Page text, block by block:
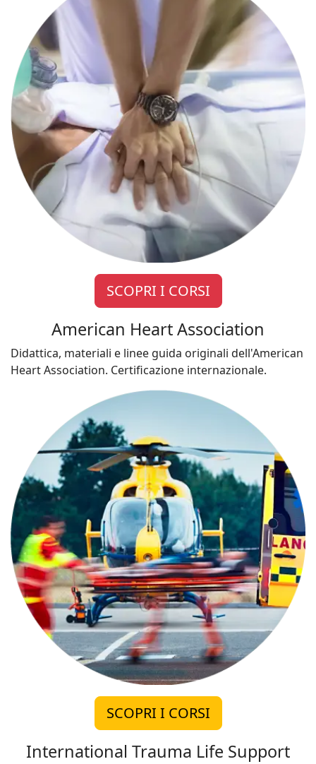
SCOPRI I CORSI
American Heart Association
Didattica, materiali e linee guida originali dell'American
Heart Association. Certificazione internazionale.
SCOPRI I CORSI
International Trauma Life Support